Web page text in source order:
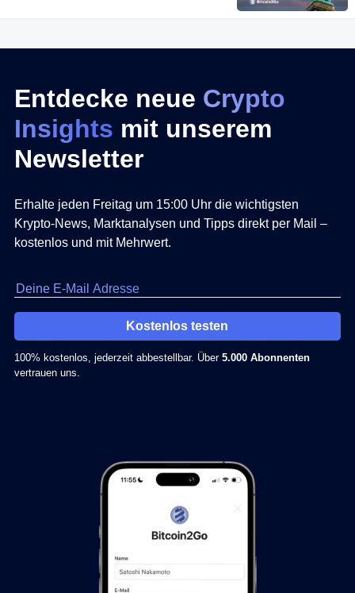
Entdecke neue Crypto
Insights mit unserem
Newsletter
Erhalte jeden Freitag um 15:00 Uhr die wichtigsten
Krypto-News, Marktanalysen und Tipps direkt per Mail –
kostenlos und mit Mehrwert.
Kostenlos testen
100% kostenlos, jederzeit abbestellbar. Über 5.000 Abonnenten
vertrauen uns.